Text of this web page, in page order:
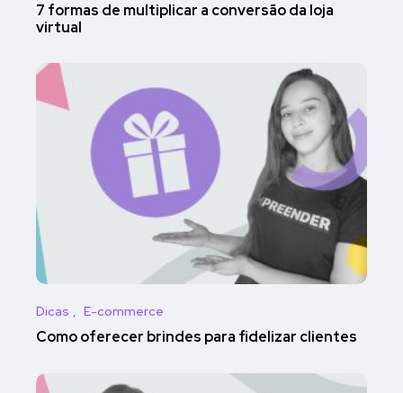
7 formas de multiplicar a conversão da loja
virtual
Dicas E-commerce
Como oferecer brindes para fidelizar clientes